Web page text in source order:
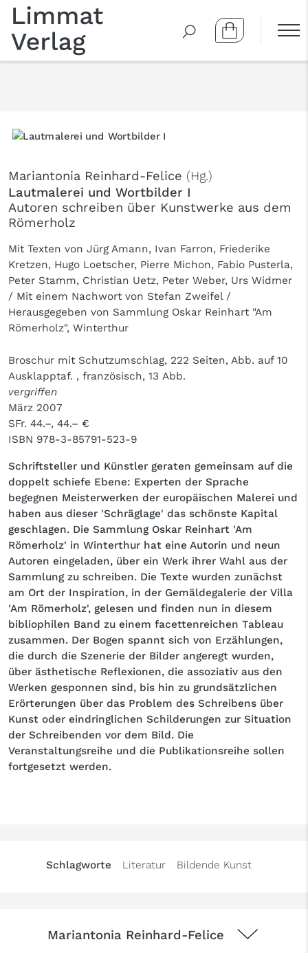
Mariantonia Reinhard-Felice (Hg.)
Lautmalerei und Wortbilder I
Autoren schreiben über Kunstwerke aus dem
Römerholz
Mit Texten von Jürg Amann, Ivan Farron, Friederike
Kretzen, Hugo Loetscher, Pierre Michon, Fabio Pusterla,
Peter Stamm, Christian Uetz, Peter Weber, Urs Widmer
/ Mit einem Nachwort von Stefan Zweifel /
Herausgegeben von Sammlung Oskar Reinhart "Am
Römerholz", Winterthur
Broschur mit Schutzumschlag, 222 Seiten, Abb. auf 10
Ausklapptaf. , französisch, 13 Abb.
vergriffen
März 2007
SFr. 44.–, 44.– €
ISBN 978-3-85791-523-9
Schriftsteller und Künstler geraten gemeinsam auf die
doppelt schiefe Ebene: Experten der Sprache
begegnen Meisterwerken der europäischen Malerei und
haben aus dieser 'Schräglage' das schönste Kapital
geschlagen. Die Sammlung Oskar Reinhart 'Am
Römerholz' in Winterthur hat eine Autorin und neun
Autoren eingeladen, über ein Werk ihrer Wahl aus der
Sammlung zu schreiben. Die Texte wurden zunächst
am Ort der Inspiration, in der Gemäldegalerie der Villa
'Am Römerholz', gelesen und finden nun in diesem
bibliophilen Band zu einem facettenreichen Tableau
zusammen. Der Bogen spannt sich von Erzählungen,
die durch die Szenerie der Bilder angeregt wurden,
über ästhetische Reflexionen, die assoziativ aus den
Werken gesponnen sind, bis hin zu grundsätzlichen
Erörterungen über das Problem des Schreibens über
Kunst oder eindringlichen Schilderungen zur Situation
der Schreibenden vor dem Bild. Die
Veranstaltungsreihe und die Publikationsreihe sollen
fortgesetzt werden.
Schlagworte Literatur Bildende Kunst
Mariantonia Reinhard-Felice